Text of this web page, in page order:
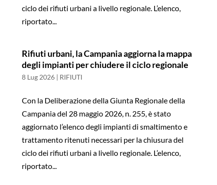
ciclo dei rifiuti urbani a livello regionale. L’elenco,
riportato...
Rifiuti urbani, la Campania aggiorna la mappa
degli impianti per chiudere il ciclo regionale
8 Lug 2026| RIFIUTI
Con la Deliberazione della Giunta Regionale della
Campania del 28 maggio 2026, n. 255, è stato
aggiornato l’elenco degli impianti di smaltimento e
trattamento ritenuti necessari per la chiusura del
ciclo dei rifiuti urbani a livello regionale. L’elenco,
riportato...